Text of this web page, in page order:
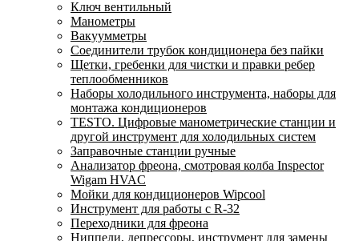
Ключ вентильный
Манометры
Вакуумметры
Соединители трубок кондиционера без пайки
Щетки, гребенки для чистки и правки ребер
теплообменников
Наборы холодильного инструмента, наборы для
монтажа кондиционеров
TESTO. Цифровые манометрические станции и
другой инструмент для холодильных систем
Заправочные станции ручные
Анализатор фреона, смотровая колба Inspector
Wigam HVAC
Мойки для кондиционеров Wipcool
Инструмент для работы с R-32
Переходники для фреона
Ниппели, депрессоры, инструмент для замены